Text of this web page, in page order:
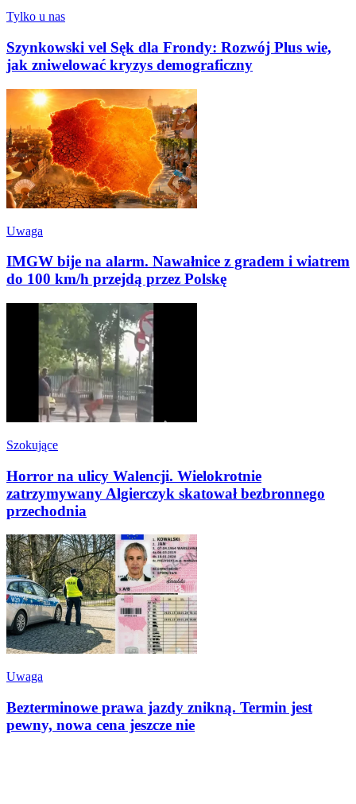
Tylko u nas
Szynkowski vel Sęk dla Frondy: Rozwój Plus wie,
jak zniwelować kryzys demograficzny
Uwaga
IMGW bije na alarm. Nawałnice z gradem i wiatrem
do 100 km/h przejdą przez Polskę
Szokujące
Horror na ulicy Walencji. Wielokrotnie
zatrzymywany Algierczyk skatował bezbronnego
przechodnia
Uwaga
Bezterminowe prawa jazdy znikną. Termin jest
pewny, nowa cena jeszcze nie